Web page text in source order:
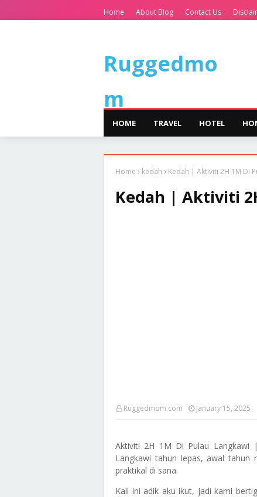
Home About Blog Contact Us
Ruggedmo
m
HOME TRAVEL HOTEL
Home kedah Kedah | Aktiviti 2H 1M Di
Kedah | Aktiviti
Ruggedmom.com January 15, 2025
Aktiviti 2H 1M Di Pulau Langkawi
Langkawi tahun lepas, awal
praktikal di sana.
Kali ini adik aku ikut, jadi kami